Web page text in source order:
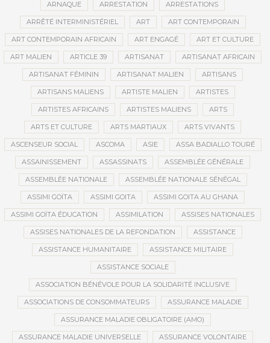
ARNAQUE ARRESTATION ARRESTATIONS
ARRÊTÉ INTERMINISTÉRIEL ART ART CONTEMPORAIN
ART CONTEMPORAIN AFRICAIN ART ENGAGÉ ART ET CULTURE
ART MALIEN ARTICLE 39 ARTISANAT ARTISANAT AFRICAIN
ARTISANAT FÉMININ ARTISANAT MALIEN ARTISANS
ARTISANS MALIENS ARTISTE MALIEN ARTISTES
ARTISTES AFRICAINS ARTISTES MALIENS ARTS
ARTS ET CULTURE ARTS MARTIAUX ARTS VIVANTS
ASCENSEUR SOCIAL ASCOMA ASIE ASSA BADIALLO TOURÉ
ASSAINISSEMENT ASSASSINATS ASSEMBLÉE GÉNÉRALE
ASSEMBLÉE NATIONALE ASSEMBLÉE NATIONALE SÉNÉGAL
ASSIMI GOÏTA ASSIMI GOITA ASSIMI GOITA AU GHANA
ASSIMI GOÏTA ÉDUCATION ASSIMILATION ASSISES NATIONALES
ASSISES NATIONALES DE LA REFONDATION ASSISTANCE
ASSISTANCE HUMANITAIRE ASSISTANCE MILITAIRE
ASSISTANCE SOCIALE
ASSOCIATION BÉNÉVOLE POUR LA SOLIDARITÉ INCLUSIVE
ASSOCIATIONS DE CONSOMMATEURS ASSURANCE MALADIE
ASSURANCE MALADIE OBLIGATOIRE (AMO)
ASSURANCE MALADIE UNIVERSELLE ASSURANCE VOLONTAIRE